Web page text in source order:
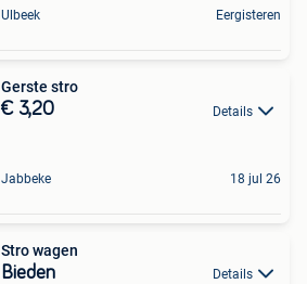
Ulbeek Eergisteren
Gerste stro
€ 3,20 Details
Jabbeke 18 jul 26
Stro wagen
Bieden Details